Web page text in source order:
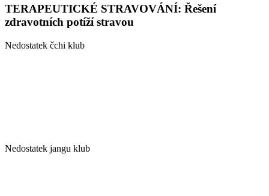
TERAPEUTICKÉ STRAVOVÁNÍ: Řešení
zdravotních potíží stravou
Nedostatek čchi klub
Nedostatek jangu klub